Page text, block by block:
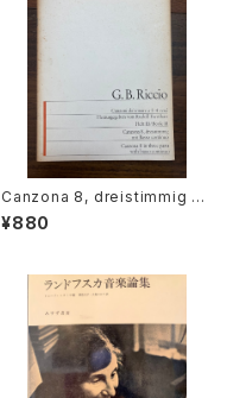
Canzona 8, dreistimmig mi
t Basso continuo【著者：GIO
VANNI BATTISTA RICCIO】
¥880